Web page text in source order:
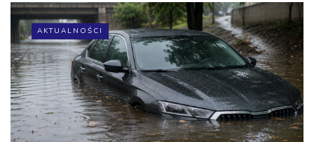
AKTUALNOŚCI